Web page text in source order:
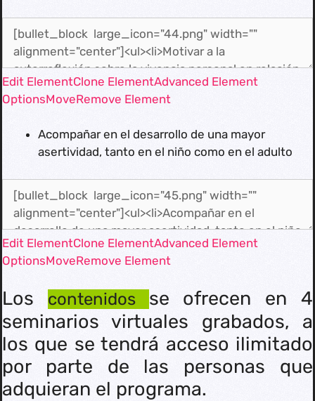
Edit ElementClone ElementAdvanced Element
OptionsMoveRemove Element
Acompañar en el desarrollo de una mayor
asertividad, tanto en el niño como en el adulto
Edit ElementClone ElementAdvanced Element
OptionsMoveRemove Element
Los contenidos se ofrecen en 4
seminarios virtuales grabados, a
los que se tendrá acceso ilimitado
por parte de las personas que
adquieran el programa.